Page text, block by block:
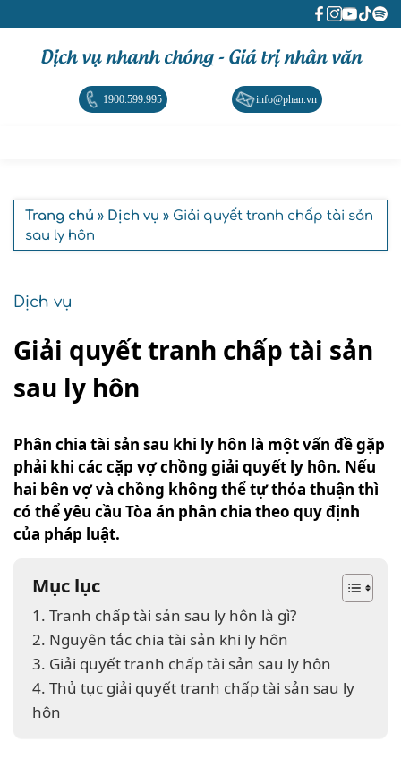
Dịch vụ nhanh chóng - Giá trị nhân văn
1900.599.995 info@phan.vn
Trang chủ » Dịch vụ » Giải quyết tranh chấp tài sản
sau ly hôn
Dịch vụ
Giải quyết tranh chấp tài sản
sau ly hôn
Phân chia tài sản sau khi ly hôn là một vấn đề gặp
phải khi các cặp vợ chồng giải quyết ly hôn. Nếu
hai bên vợ và chồng không thể tự thỏa thuận thì
có thể yêu cầu Tòa án phân chia theo quy định
của pháp luật.
Mục lục
1. Tranh chấp tài sản sau ly hôn là gì?
2. Nguyên tắc chia tài sản khi ly hôn
3. Giải quyết tranh chấp tài sản sau ly hôn
4. Thủ tục giải quyết tranh chấp tài sản sau ly
hôn